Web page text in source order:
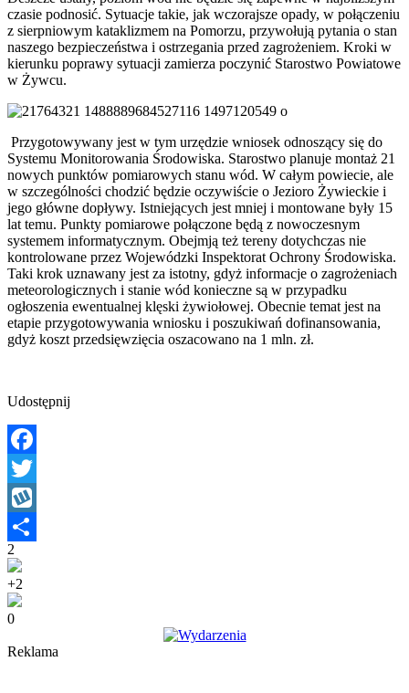
czasie podnosić. Sytuacje takie, jak wczorajsze opady, w połączeniu
z sierpniowym kataklizmem na Pomorzu, przywołują pytania o stan
naszego bezpieczeństwa i ostrzegania przed zagrożeniem. Kroki w
kierunku poprawy sytuacji zamierza poczynić Starostwo Powiatowe
w Żywcu.
Przygotowywany jest w tym urzędzie wniosek odnoszący się do
Systemu Monitorowania Środowiska. Starostwo planuje montaż 21
nowych punktów pomiarowych stanu wód. W całym powiecie, ale
w szczególności chodzić będzie oczywiście o Jezioro Żywieckie i
jego główne dopływy. Istniejących jest mniej i montowane były 15
lat temu. Punkty pomiarowe połączone będą z nowoczesnym
systemem informatycznym. Obejmją też tereny dotychczas nie
kontrolowane przez Wojewódzki Inspektorat Ochrony Środowiska.
Taki krok uznawany jest za istotny, gdyż informacje o zagrożeniach
meteorologicznych i stanie wód konieczne są w przypadku
ogłoszenia ewentualnej klęski żywiołowej. Obecnie temat jest na
etapie przygotowywania wniosku i poszukiwań dofinansowania,
gdyż koszt przedsięwzięcia oszacowano na 1 mln. zł.
Udostępnij
Facebook
Twitter
Wykop
Share
2
+2
0
Reklama